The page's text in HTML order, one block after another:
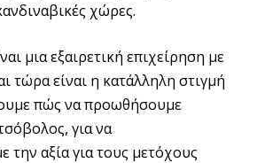
χώρες.
μια εξαιρετική επιχείρηση με
τώρα είναι η κατάλληλη στιγμή
πώς να προωθήσουμε
για να
την αξία για τους μετόχους